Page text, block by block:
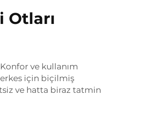
Otları
ve kullanım
için biçilmiş
ve hatta biraz tatmin